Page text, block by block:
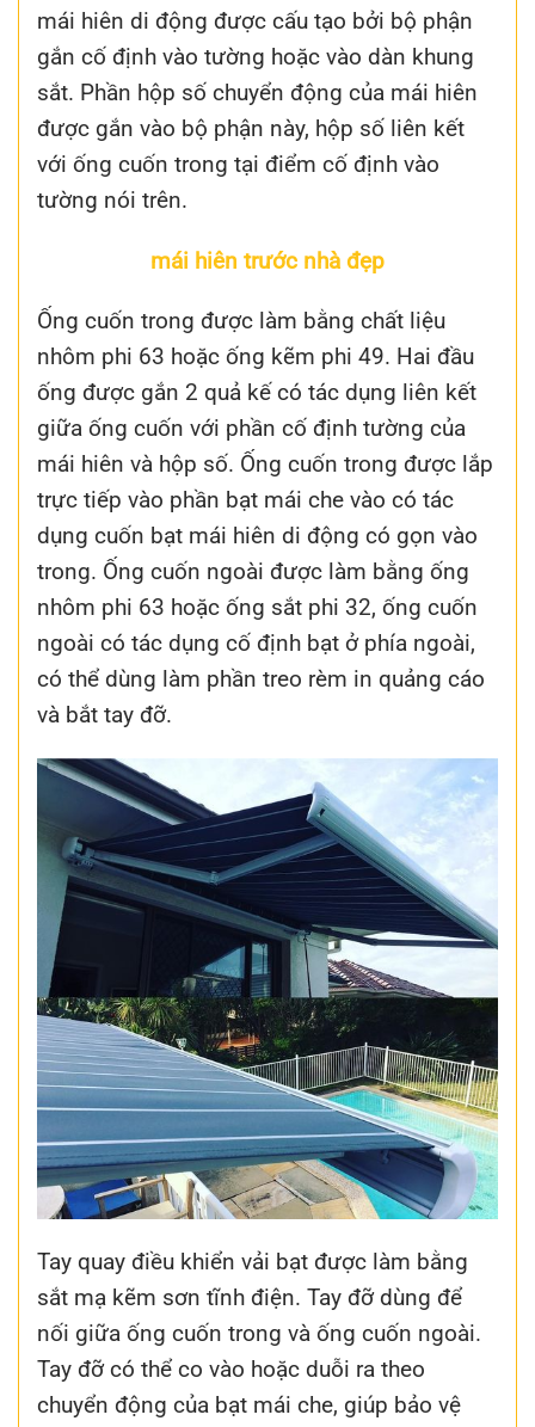
mái hiên di động được cấu tạo bởi bộ phận
gắn cố định vào tường hoặc vào dàn khung
sắt. Phần hộp số chuyển động của mái hiên
được gắn vào bộ phận này, hộp số liên kết
với ống cuốn trong tại điểm cố định vào
tường nói trên.
mái hiên trước nhà đẹp
Ống cuốn trong được làm bằng chất liệu
nhôm phi 63 hoặc ống kẽm phi 49. Hai đầu
ống được gắn 2 quả kế có tác dụng liên kết
giữa ống cuốn với phần cố định tường của
mái hiên và hộp số. Ống cuốn trong được lắp
trực tiếp vào phần bạt mái che vào có tác
dụng cuốn bạt mái hiên di động có gọn vào
trong. Ống cuốn ngoài được làm bằng ống
nhôm phi 63 hoặc ống sắt phi 32, ống cuốn
ngoài có tác dụng cố định bạt ở phía ngoài,
có thể dùng làm phần treo rèm in quảng cáo
và bắt tay đỡ.
Tay quay điều khiển vải bạt được làm bằng
sắt mạ kẽm sơn tĩnh điện. Tay đỡ dùng để
nối giữa ống cuốn trong và ống cuốn ngoài.
Tay đỡ có thể co vào hoặc duỗi ra theo
chuyển động của bạt mái che, giúp bảo vệ